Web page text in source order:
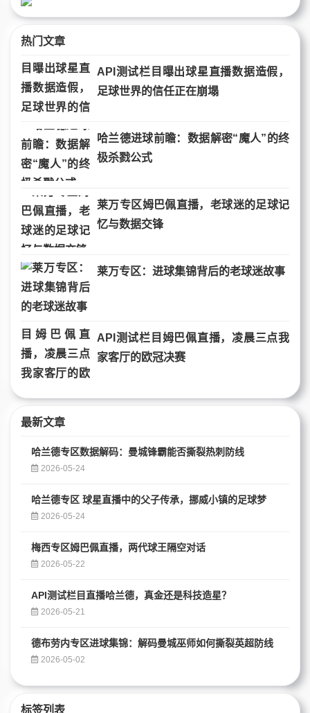
热门文章
API测试栏目曝出球星直播数据造假，
足球世界的信任正在崩塌
哈兰德进球前瞻：数据解密“魔人”的终
极杀戮公式
莱万专区姆巴佩直播，老球迷的足球记
忆与数据交锋
莱万专区：进球集锦背后的老球迷故事
API测试栏目姆巴佩直播，凌晨三点我
家客厅的欧冠决赛
最新文章
哈兰德专区数据解码：曼城锋霸能否撕裂热刺防线
2026-05-24
哈兰德专区 球星直播中的父子传承，挪威小镇的足球梦
2026-05-24
梅西专区姆巴佩直播，两代球王隔空对话
2026-05-22
API测试栏目直播哈兰德，真金还是科技造星？
2026-05-21
德布劳内专区进球集锦：解码曼城巫师如何撕裂英超防线
2026-05-02
标签列表